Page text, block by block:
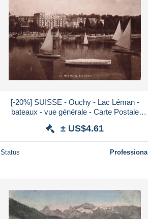
[-20%] SUISSE - Ouchy - Lac Léman -
bateaux - vue générale - Carte Postale
± US$4.61
Status Professional